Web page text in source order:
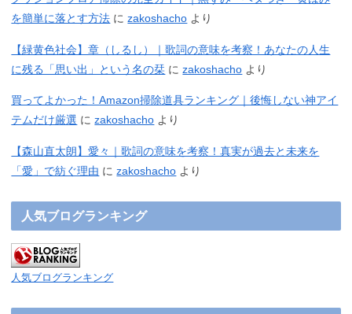
を簡単に落とす方法 にzakoshacho より
【緑黄色社会】章（しるし）｜歌詞の意味を考察！あなたの人生
に残る「思い出」という名の栞 にzakoshacho より
買ってよかった！Amazon掃除道具ランキング｜後悔しない神アイ
テムだけ厳選 にzakoshacho より
【森山直太朗】愛々｜歌詞の意味を考察！真実が過去と未来を
「愛」で紡ぐ理由 にzakoshacho より
人気ブログランキング
人気ブログランキング